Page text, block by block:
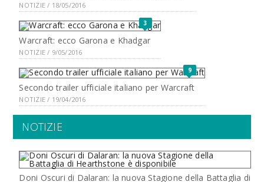
NOTIZIE / 18/05/2016
3
Warcraft: ecco Garona e Khadgar
NOTIZIE / 9/05/2016
9
Secondo trailer ufficiale italiano per Warcraft
NOTIZIE / 19/04/2016
NOTIZIE
Doni Oscuri di Dalaran: la nuova Stagione della Battaglia di